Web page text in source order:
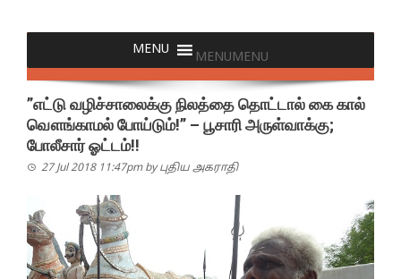
MENUMENU
”எட்டு வழிச்சாலைக்கு நிலத்தை தொட்டால் கை கால்
வௌங்காமல் போய்டும்!” – பூசாரி அருள்வாக்கு;
போலீசார் ஓட்டம்!!
27 Jul 2018 11:47pm byபுதிய அகராதி